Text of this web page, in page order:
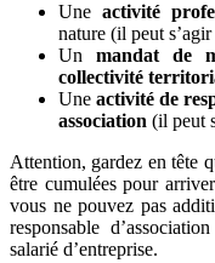
Uneactivité
nature (il peut
Un mandat de
collectivité
Une activité de
association (il peut
Attention, gardez en tête
être cumulées pour
vous ne pouvez pas
responsable
salarié d’entreprise.